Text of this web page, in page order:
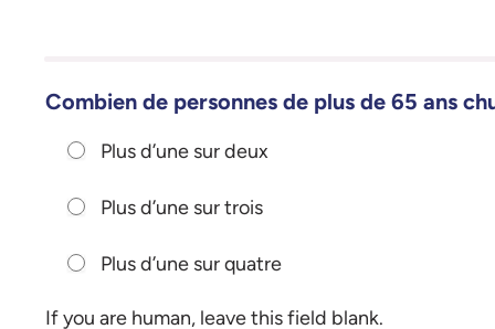
Combien de personnes de plus de 65 ans
Plus d’une sur deux
Plus d’une sur trois
Plus d’une sur quatre
If you are human, leave this field blank.